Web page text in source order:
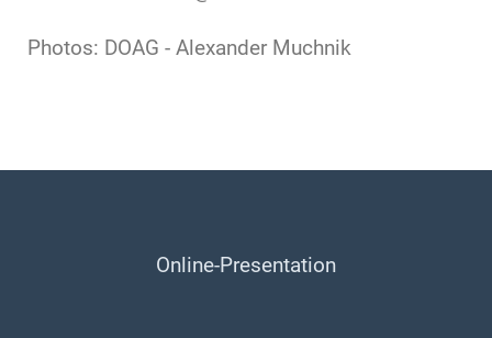
Photos: DOAG - Alexander Muchnik
Online-Presentation